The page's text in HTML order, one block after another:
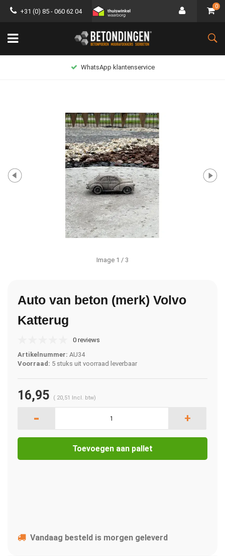
+31 (0) 85 - 060 62 04
0
Lage verzendkosten
Image 1 / 3
Auto van beton (merk) Volvo
Katterug
0 reviews
Artikelnummer: AU34
Voorraad: 5 stuks uit voorraad leverbaar
16,95 ( 20,51 Incl. btw)
- +
Toevoegen aan pallet
Vandaag besteld is morgen geleverd